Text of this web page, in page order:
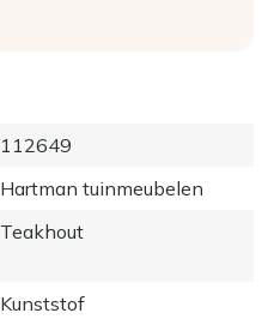
112649
Hartman tuinmeubelen
Teakhout
Kunststof